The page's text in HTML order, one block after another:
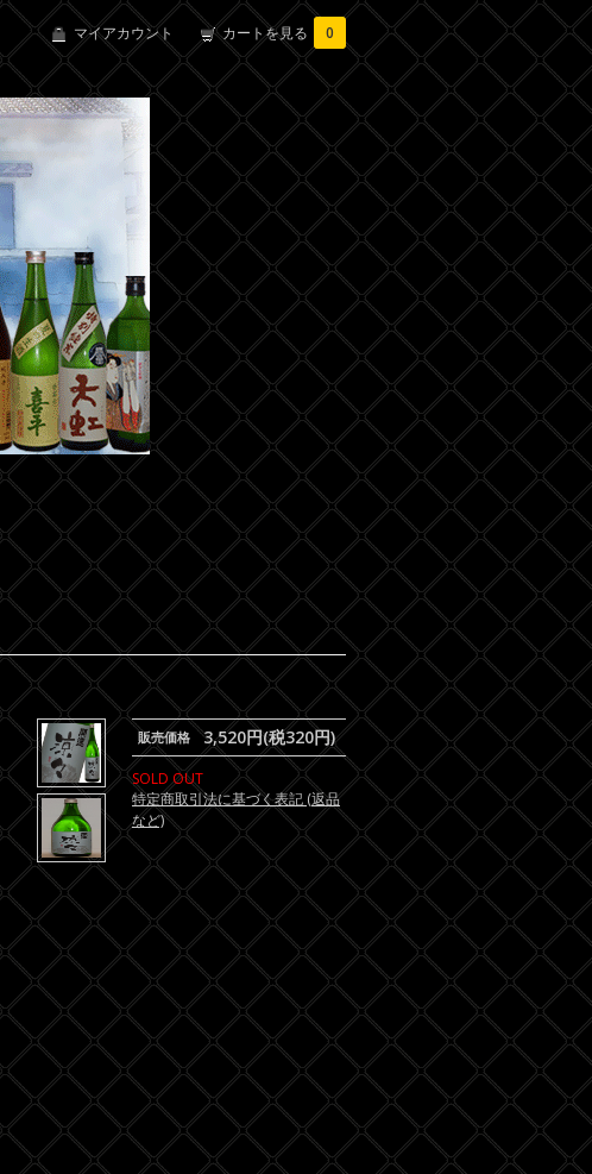
マイアカウント カートを見る 0
販売価格 3,520円(税320円)
SOLD OUT
特定商取引法に基づく表記 (返品
など)